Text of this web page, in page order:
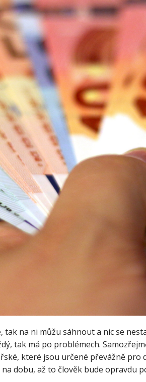
na ni můžu sáhnout a nic se
tak má po problémech.
které jsou určené převážně pro
dobu, až to člověk bude opravdu